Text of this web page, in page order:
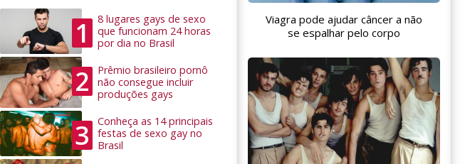
1
8 lugares gays de sexo
que funcionam 24 horas
por dia no Brasil
2
Prêmio brasileiro pornô
não consegue incluir
produções gays
3
Conheça as 14 principais
festas de sexo gay no
Brasil
Viagra pode ajudar câncer a não
se espalhar pelo corpo